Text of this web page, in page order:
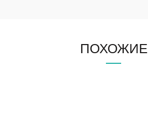
ПОХОЖИЕ